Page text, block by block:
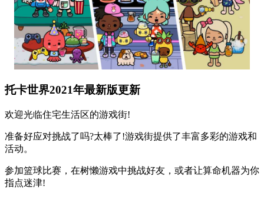
托卡世界2021年最新版更新
欢迎光临住宅生活区的游戏街!
准备好应对挑战了吗?太棒了!游戏街提供了丰富多彩的游戏和
活动。
参加篮球比赛，在树懒游戏中挑战好友，或者让算命机器为你
指点迷津!